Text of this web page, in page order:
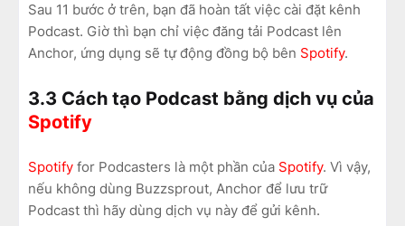
Sau 11 bước ở trên, bạn đã hoàn tất việc cài đặt kênh
Podcast. Giờ thì bạn chỉ việc đăng tải Podcast lên
Anchor, ứng dụng sẽ tự động đồng bộ bên Spotify.
3.3 Cách tạo Podcast bằng dịch vụ của
Spotify
Spotify for Podcasters là một phần của Spotify. Vì vậy,
nếu không dùng Buzzsprout, Anchor để lưu trữ
Podcast thì hãy dùng dịch vụ này để gửi kênh.